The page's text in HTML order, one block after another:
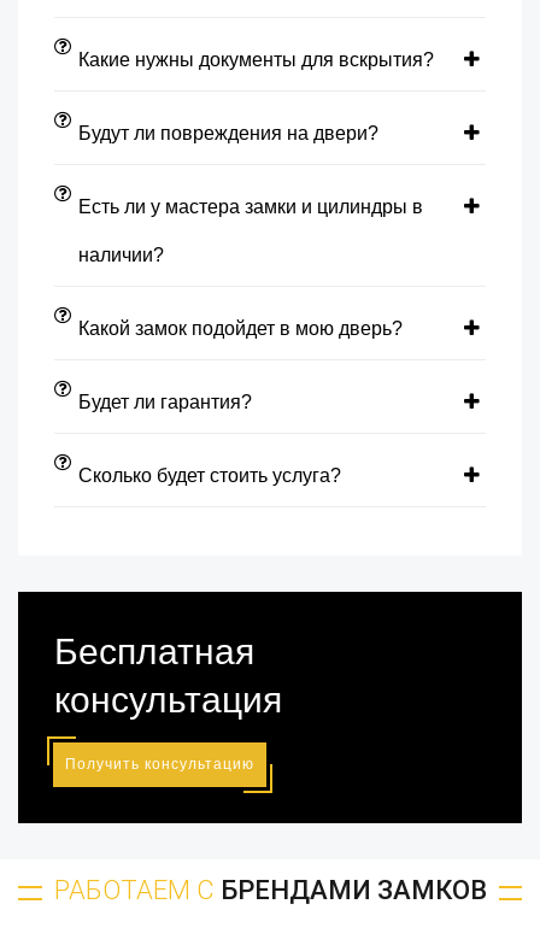
Какие нужны документы для вскрытия?
Будут ли повреждения на двери?
Есть ли у мастера замки и цилиндры в
наличии?
Какой замок подойдет в мою дверь?
Будет ли гарантия?
Сколько будет стоить услуга?
Бесплатная
консультация
Получить консультацию
РАБОТАЕМ С БРЕНДАМИ ЗАМКОВ